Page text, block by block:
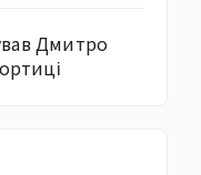
Дмитро